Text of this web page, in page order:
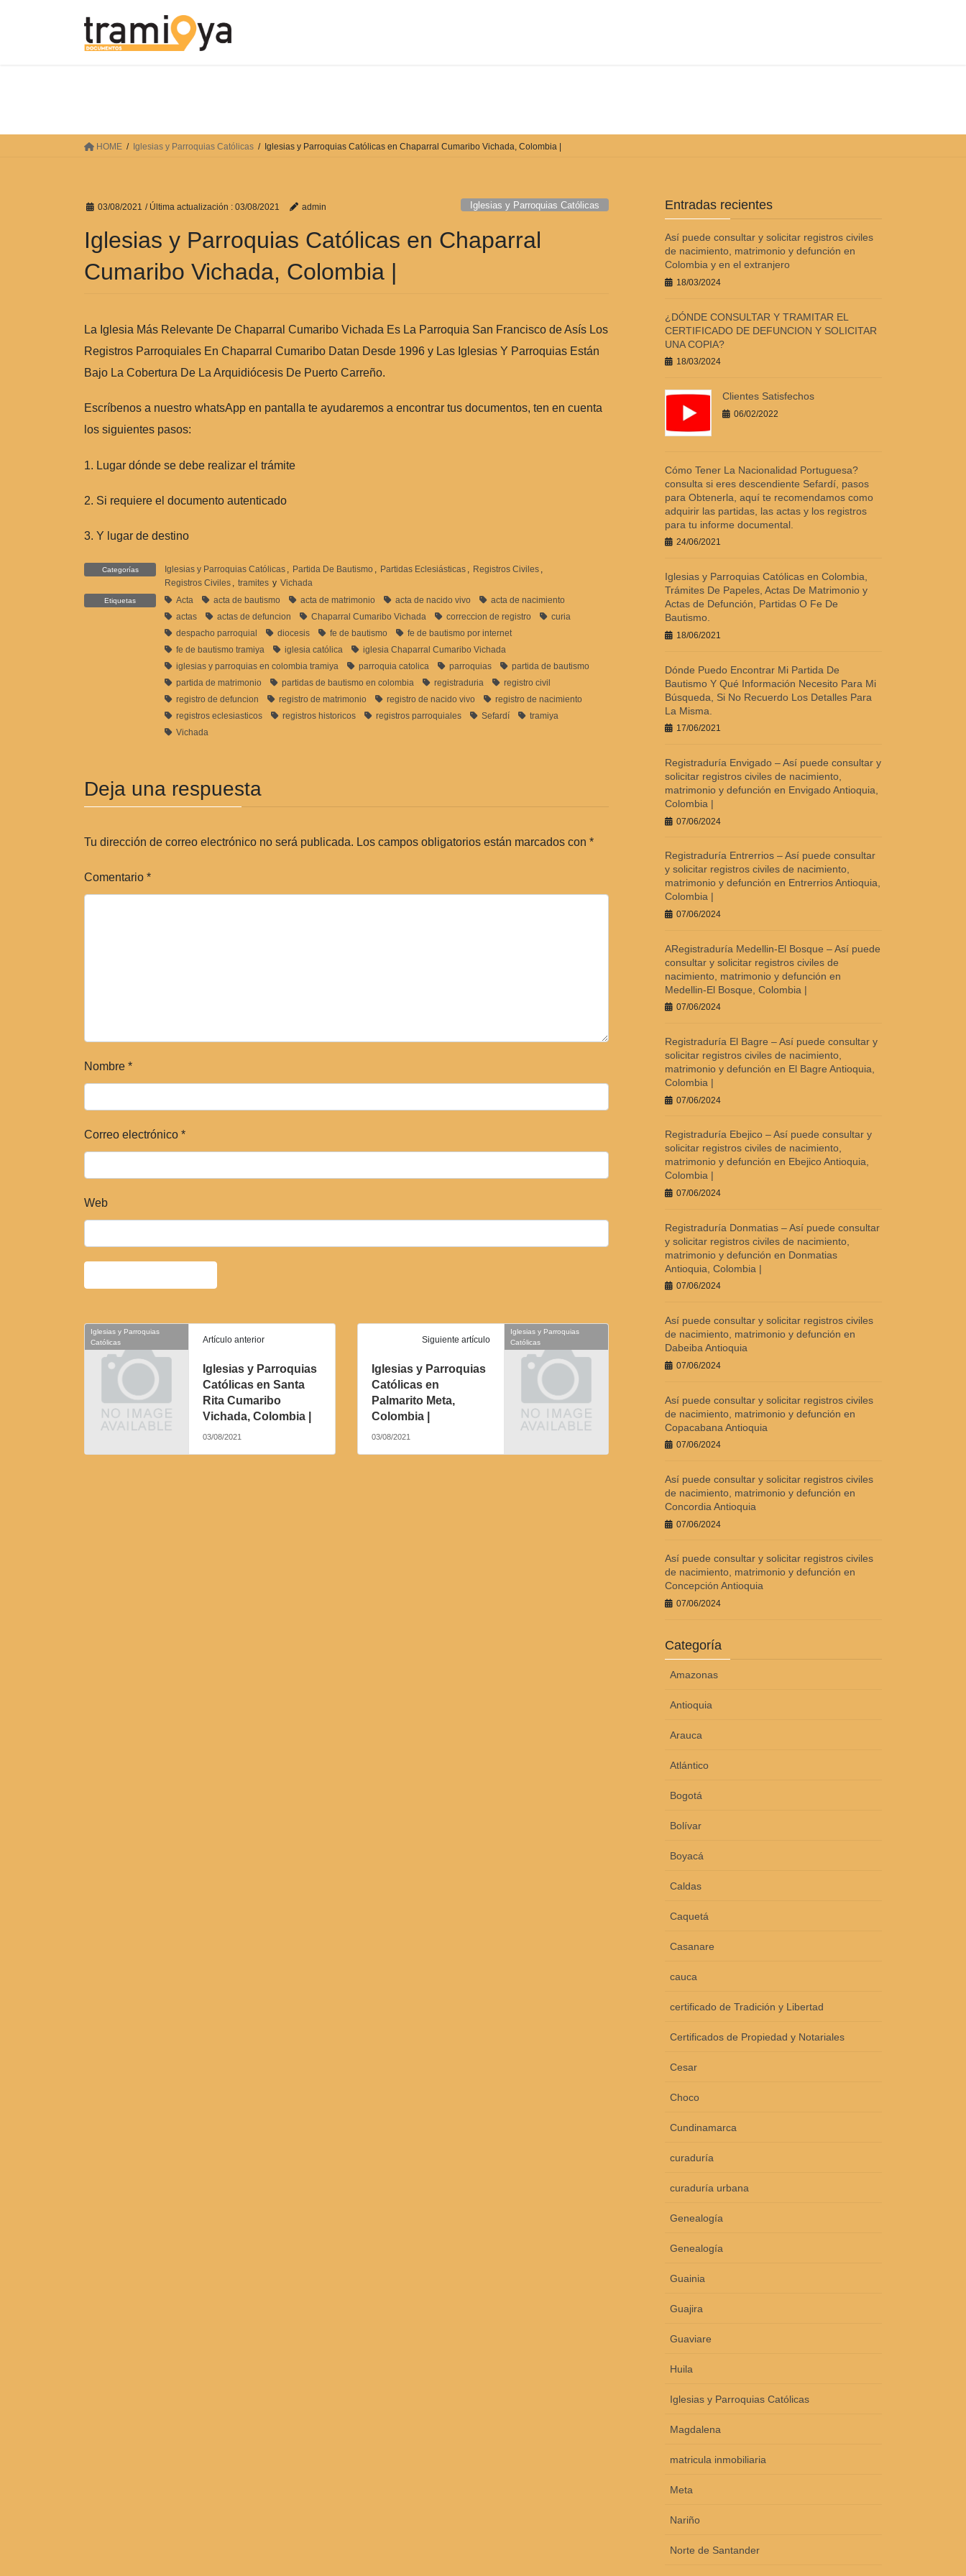
HOME Iglesias y Parroquias Católicas Iglesias y Parroquias Católicas en Chaparral Cumaribo Vichada, Colombia |
03/08/2021 / Última actualización : 03/08/2021 admin Iglesias y Parroquias Católicas
Iglesias y Parroquias Católicas en Chaparral
Cumaribo Vichada, Colombia |
La Iglesia Más Relevante De Chaparral Cumaribo Vichada Es La Parroquia San Francisco de Asís Los
Registros Parroquiales En Chaparral Cumaribo Datan Desde 1996 y Las Iglesias Y Parroquias Están
Bajo La Cobertura De La Arquidiócesis De Puerto Carreño.
Escríbenos a nuestro whatsApp en pantalla te ayudaremos a encontrar tus documentos, ten en cuenta
los siguientes pasos:
1. Lugar dónde se debe realizar el trámite
2. Si requiere el documento autenticado
3. Y lugar de destino
Categorías Iglesias y Parroquias Católicas , Partida De Bautismo , Partidas Eclesiásticas , Registros Civiles ,
Registros Civiles , tramites y Vichada
Etiquetas Acta acta de bautismo acta de matrimonio acta de nacido vivo
acta de nacimiento
actas
actas de defuncion Chaparral Cumaribo Vichada correccion de registro
curia
despacho parroquial
diocesis fe de bautismo
fe de bautismo por internet
fe de bautismo tramiya
iglesia católica
iglesia Chaparral Cumaribo Vichada
iglesias y parroquias en colombia tramiya
parroquia catolica parroquias
partida de bautismo
partida de matrimonio
partidas de bautismo en colombia registraduria
registro civil
registro de defuncion
registro de matrimonio registro de nacido vivo
registro de nacimiento
registros eclesiasticos
registros historicos registros parroquiales Sefardí
tramiya
Vichada
Deja una respuesta
Tu dirección de correo electrónico no será publicada. Los campos obligatorios están marcados con *
Comentario *
Nombre *
Correo electrónico *
Web
Iglesias y Parroquias
Católicas
Artículo anterior
Iglesias y Parroquias
Católicas en Santa
Rita Cumaribo
Vichada, Colombia |
03/08/2021
Iglesias y Parroquias
Católicas
Siguiente artículo
Iglesias y Parroquias
Católicas en
Palmarito Meta,
Colombia |
03/08/2021
Entradas recientes
Así puede consultar y solicitar registros civiles
de nacimiento, matrimonio y defunción en
Colombia y en el extranjero
18/03/2024
¿DÓNDE CONSULTAR Y TRAMITAR EL
CERTIFICADO DE DEFUNCION Y SOLICITAR
UNA COPIA?
18/03/2024
Clientes Satisfechos
06/02/2022
Cómo Tener La Nacionalidad Portuguesa?
consulta si eres descendiente Sefardí, pasos
para Obtenerla, aquí te recomendamos como
adquirir las partidas, las actas y los registros
para tu informe documental.
24/06/2021
Iglesias y Parroquias Católicas en Colombia,
Trámites De Papeles, Actas De Matrimonio y
Actas de Defunción, Partidas O Fe De
Bautismo.
18/06/2021
Dónde Puedo Encontrar Mi Partida De
Bautismo Y Qué Información Necesito Para Mi
Búsqueda, Si No Recuerdo Los Detalles Para
La Misma.
17/06/2021
Registraduría Envigado – Así puede consultar y
solicitar registros civiles de nacimiento,
matrimonio y defunción en Envigado Antioquia,
Colombia |
07/06/2024
Registraduría Entrerrios – Así puede consultar
y solicitar registros civiles de nacimiento,
matrimonio y defunción en Entrerrios Antioquia,
Colombia |
07/06/2024
ARegistraduría Medellin-El Bosque – Así puede
consultar y solicitar registros civiles de
nacimiento, matrimonio y defunción en
Medellin-El Bosque, Colombia |
07/06/2024
Registraduría El Bagre – Así puede consultar y
solicitar registros civiles de nacimiento,
matrimonio y defunción en El Bagre Antioquia,
Colombia |
07/06/2024
Registraduría Ebejico – Así puede consultar y
solicitar registros civiles de nacimiento,
matrimonio y defunción en Ebejico Antioquia,
Colombia |
07/06/2024
Registraduría Donmatias – Así puede consultar
y solicitar registros civiles de nacimiento,
matrimonio y defunción en Donmatias
Antioquia, Colombia |
07/06/2024
Así puede consultar y solicitar registros civiles
de nacimiento, matrimonio y defunción en
Dabeiba Antioquia
07/06/2024
Así puede consultar y solicitar registros civiles
de nacimiento, matrimonio y defunción en
Copacabana Antioquia
07/06/2024
Así puede consultar y solicitar registros civiles
de nacimiento, matrimonio y defunción en
Concordia Antioquia
07/06/2024
Así puede consultar y solicitar registros civiles
de nacimiento, matrimonio y defunción en
Concepción Antioquia
07/06/2024
Categoría
Amazonas
Antioquia
Arauca
Atlántico
Bogotá
Bolívar
Boyacá
Caldas
Caquetá
Casanare
cauca
certificado de Tradición y Libertad
Certificados de Propiedad y Notariales
Cesar
Choco
Cundinamarca
curaduría
curaduría urbana
Genealogía
Genealogía
Guainia
Guajira
Guaviare
Huila
Iglesias y Parroquias Católicas
Magdalena
matricula inmobiliaria
Meta
Nariño
Norte de Santander